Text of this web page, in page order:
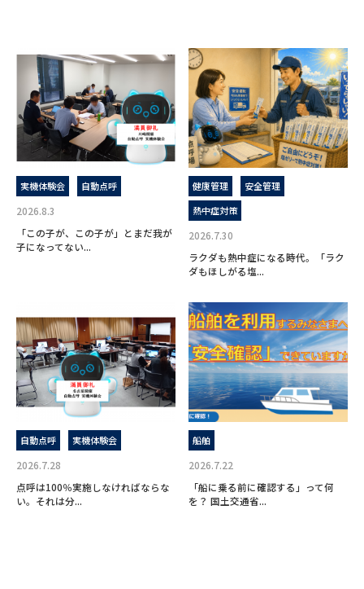
実機体験会 自動点呼
2026.8.3
「この子が、この子が」とまだ我が
子になってない...
健康管理
安全管理
熱中症対策
2026.7.30
ラクダも熱中症になる時代。「ラク
ダもほしがる塩...
自動点呼 実機体験会
2026.7.28
点呼は100％実施しなければならな
い。それは分...
船舶
2026.7.22
「船に乗る前に確認する」って何
を？ 国土交通省...